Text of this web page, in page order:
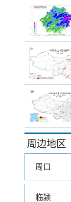
周边地区
周口
临颍